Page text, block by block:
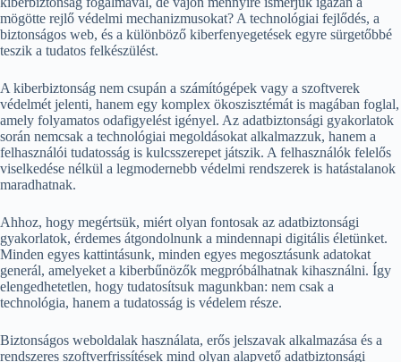
mögötte rejlő védelmi mechanizmusokat? A technológiai fejlődés, a
biztonságos web, és a különböző kiberfenyegetések egyre sürgetőbbé
teszik a tudatos felkészülést.
A kiberbiztonság nem csupán a számítógépek vagy a szoftverek
védelmét jelenti, hanem egy komplex ökoszisztémát is magában foglal,
amely folyamatos odafigyelést igényel. Az adatbiztonsági gyakorlatok
során nemcsak a technológiai megoldásokat alkalmazzuk, hanem a
felhasználói tudatosság is kulcsszerepet játszik. A felhasználók felelős
viselkedése nélkül a legmodernebb védelmi rendszerek is hatástalanok
maradhatnak.
Ahhoz, hogy megértsük, miért olyan fontosak az adatbiztonsági
gyakorlatok, érdemes átgondolnunk a mindennapi digitális életünket.
Minden egyes kattintásunk, minden egyes megosztásunk adatokat
generál, amelyeket a kiberbűnözők megpróbálhatnak kihasználni. Így
elengedhetetlen, hogy tudatosítsuk magunkban: nem csak a
technológia, hanem a tudatosság is védelem része.
Biztonságos weboldalak használata, erős jelszavak alkalmazása és a
rendszeres szoftverfrissítések mind olyan alapvető adatbiztonsági